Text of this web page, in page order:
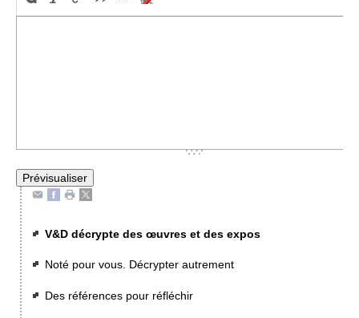
V&D décrypte des œuvres et des expos
Noté pour vous. Décrypter autrement
Des références pour réfléchir